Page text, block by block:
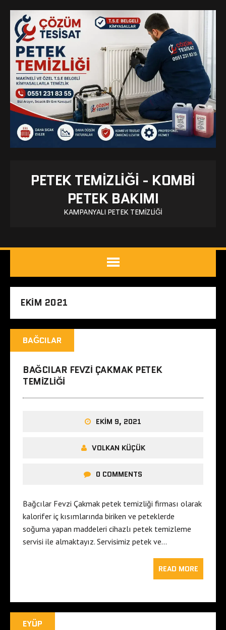
PETEK TEMIZLIĞI - KOMBI
PETEK BAKIMI
KAMPANYALI PETEK TEMIZLIĞI
EKIM 2021
BAĞCILAR
BAĞCILAR FEVZI ÇAKMAK PETEK
TEMIZLIĞI
EKIM 9, 2021
VOLKAN KÜÇÜK
0 COMMENTS
Bağcılar Fevzi Çakmak petek temizliği firması olarak
kalorifer iç kısımlarında biriken ve peteklerde
soğuma yapan maddeleri cihazlı petek temizleme
servisi ile almaktayız. Servisimiz petek ve…
READ MORE
EYÜP